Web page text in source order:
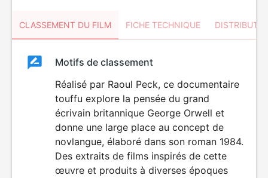
CLASSEMENT DU FILM FICHE TECHNIQUE
ClassementClassement
DÉCONSEILLÉ
AUX JEUNES
ENFANTS
Motifs de classement
Réalisé par Raoul Peck, ce documentaire
touffu explore la pensée du grand
écrivain britannique George Orwell et
donne une large place au concept de
novlangue, élaboré dans son roman 1984.
Des extraits de films inspirés de cette
œuvre et produits à diverses époques